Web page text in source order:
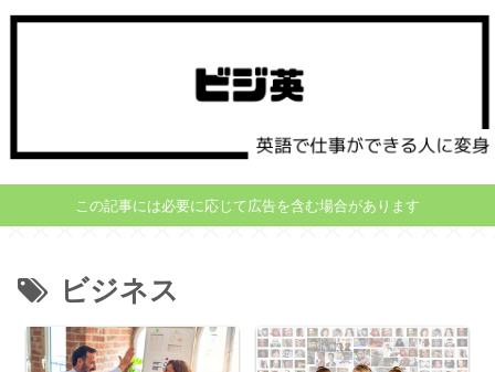
この記事には必要に応じて広告を含む場合があります
ビジネス